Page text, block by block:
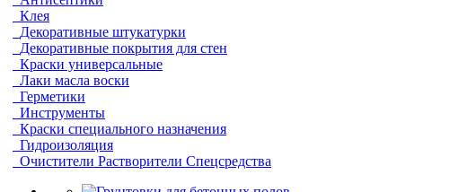
Клея
Декоративные штукатурки
Декоративные покрытия для стен
Краски универсальные
Лаки масла воски
Герметики
Инструменты
Краски специального назначения
Гидроизоляция
Очистители Растворители Спецсредства